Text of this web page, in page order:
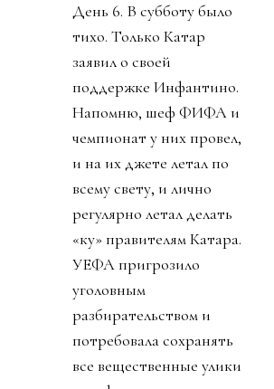
День 6. В субботу было
тихо. Только Катар
заявил о своей
поддержке Инфантино.
Напомню, шеф ФИФА и
чемпионат у них провел,
и на их джете летал по
всему свету, и лично
регулярно летал делать
«ку» правителям Катара.
УЕФА пригрозило
уголовным
разбирательством и
потребовала сохранять
все вещественные улики